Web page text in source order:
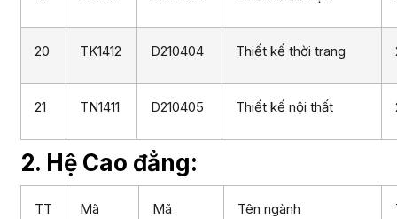
20 TK1412 D210404 Thiết kế thời trang
21 TN1411 D210405 Thiết kế nội thất
2. Hệ Cao đẳng:
TT
Mã
Mã
Tên ngành